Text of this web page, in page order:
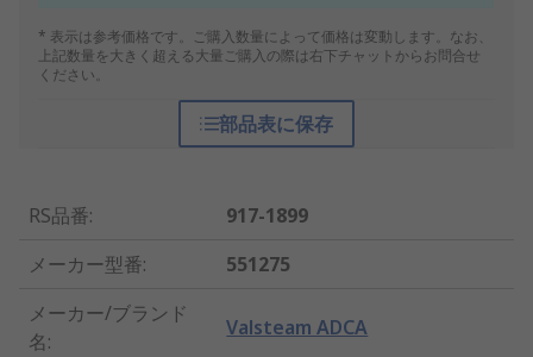
* 表示は参考価格です。ご購入数量によって価格は変動します。なお、
上記数量を大きく超える大量ご購入の際は右下チャットからお問合せ
ください。
部品表に保存
RS品番:
917-1899
メーカー型番:
551275
メーカー/ブランド
名:
Valsteam ADCA